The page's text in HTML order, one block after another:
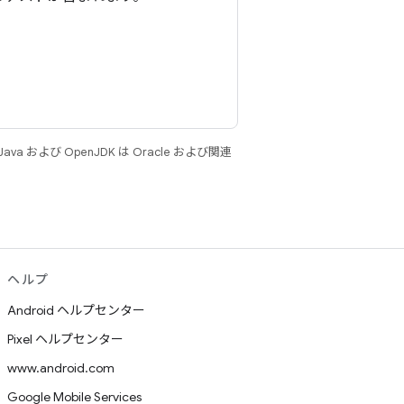
および OpenJDK は Oracle および関連
ヘルプ
Android ヘルプセンター
Pixel ヘルプセンター
www.android.com
Google Mobile Services